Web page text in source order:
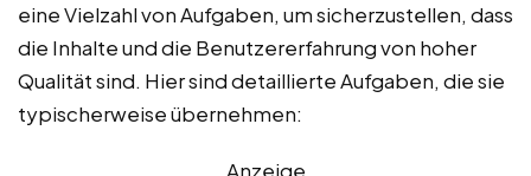
eine Vielzahl von Aufgaben, um sicherzustellen, dass
die Inhalte und die Benutzererfahrung von hoher
Qualität sind. Hier sind detaillierte Aufgaben, die sie
typischerweise übernehmen:
Anzeige